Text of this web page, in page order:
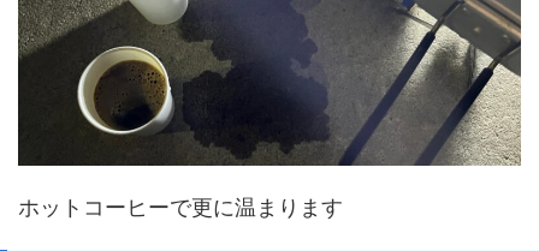
ホットコーヒーで更に温まります